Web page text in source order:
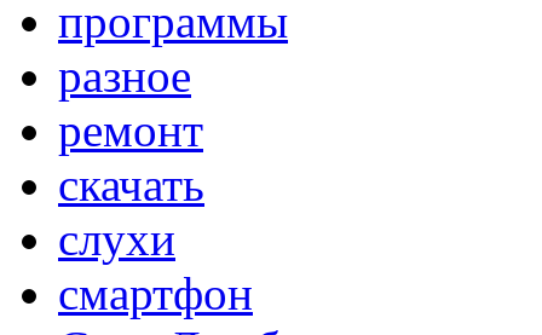
программы
разное
ремонт
скачать
слухи
смартфон